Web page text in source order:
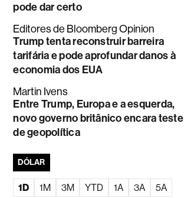
pode dar certo
Editores de Bloomberg Opinion
Trump tenta reconstruir barreira
tarifária e pode aprofundar danos à
economia dos EUA
Martin Ivens
Entre Trump, Europa e a esquerda,
novo governo britânico encara teste
de geopolítica
DÓLAR
1D 1M 3M YTD 1A 3A 5A